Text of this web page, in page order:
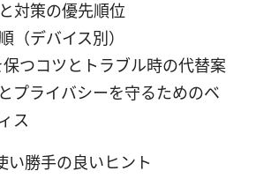
対策の優先順位
（デバイス別）
保つコツとトラブル時の代替案
プライバシーを守るためのベ
ス
い勝手の良いヒント